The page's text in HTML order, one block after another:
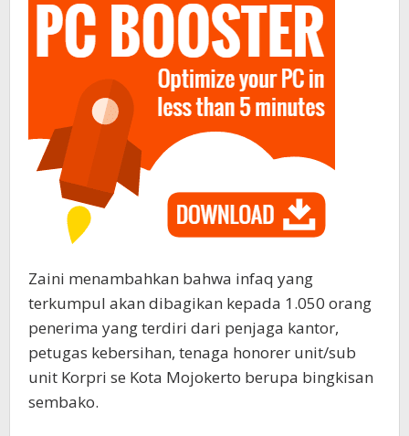
Zaini menambahkan bahwa infaq yang
terkumpul akan dibagikan kepada 1.050 orang
penerima yang terdiri dari penjaga kantor,
petugas kebersihan, tenaga honorer unit/sub
unit Korpri se Kota Mojokerto berupa bingkisan
sembako.